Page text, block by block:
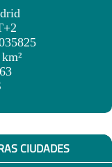
CIUDADES